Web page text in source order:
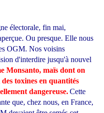
électorale, fin mai,
Ou presque. Elle nous
OGM. Nos voisins
d'interdire jusqu'à nouvel
Monsanto, maïs dont on
toxines en quantités
dangereuse.Cette
que, chez nous, en France,